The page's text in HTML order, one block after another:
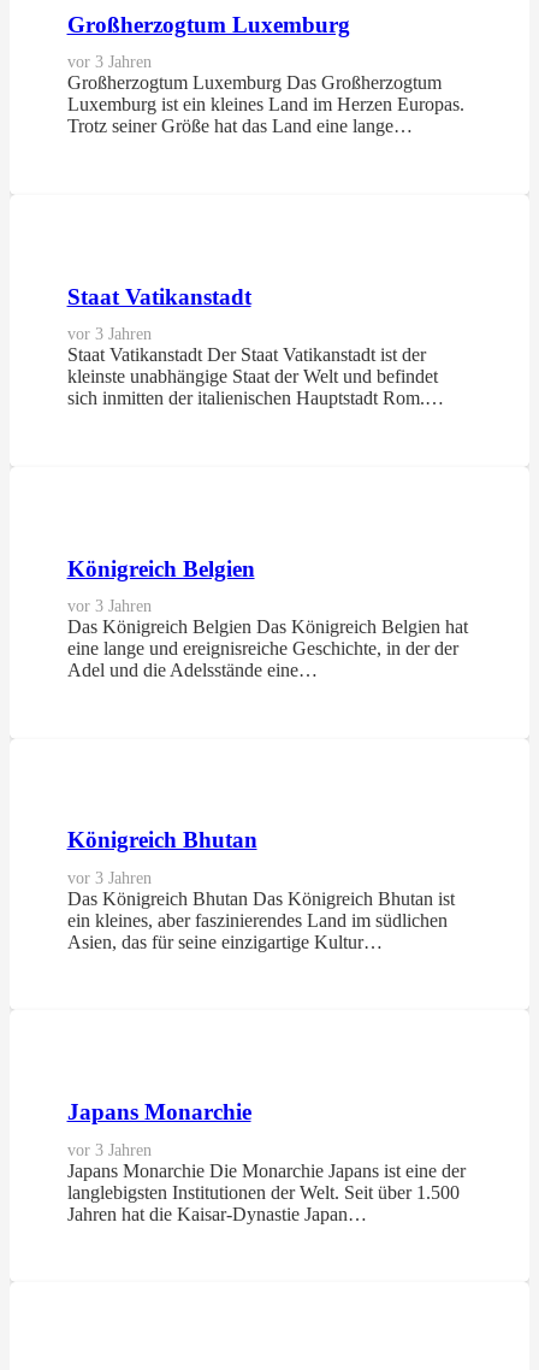
Großherzogtum Luxemburg
vor 3 Jahren
Großherzogtum Luxemburg Das Großherzogtum
Luxemburg ist ein kleines Land im Herzen Europas.
Trotz seiner Größe hat das Land eine lange…
Staat Vatikanstadt
vor 3 Jahren
Staat Vatikanstadt Der Staat Vatikanstadt ist der
kleinste unabhängige Staat der Welt und befindet
sich inmitten der italienischen Hauptstadt Rom.…
Königreich Belgien
vor 3 Jahren
Das Königreich Belgien Das Königreich Belgien hat
eine lange und ereignisreiche Geschichte, in der der
Adel und die Adelsstände eine…
Königreich Bhutan
vor 3 Jahren
Das Königreich Bhutan Das Königreich Bhutan ist
ein kleines, aber faszinierendes Land im südlichen
Asien, das für seine einzigartige Kultur…
Japans Monarchie
vor 3 Jahren
Japans Monarchie Die Monarchie Japans ist eine der
langlebigsten Institutionen der Welt. Seit über 1.500
Jahren hat die Kaisar-Dynastie Japan…